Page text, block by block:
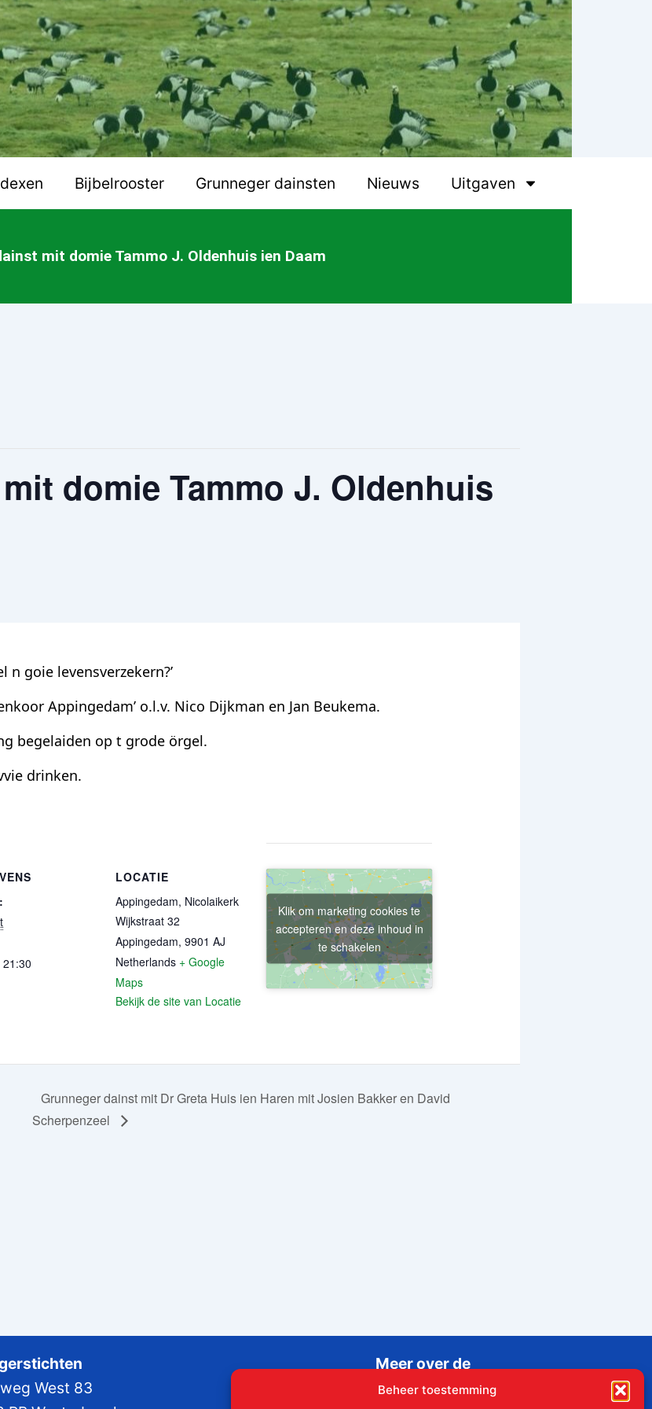
Beheer toestemming
Bijbelrooster Grunneger dainsten Nieuws Uitgaven
mit domie Tammo J. Oldenhuis ien Daam
domie Tammo J. Oldenhuis
n goie levensverzekern?’
Appingedam’ o.l.v. Nico Dijkman en Jan Beukema.
begelaiden op t grode örgel.
drinken.
LOCATIE
Appingedam, Nicolaikerk
Wijkstraat 32
Appingedam, 9901 AJ
Netherlands + Google
Maps
Bekijk de site van Locatie
Klik om marketing cookies te
accepteren en deze inhoud in
te schakelen
Grunneger dainst mit Dr Greta Huis ien Haren mit Josien Bakker en David
Scherpenzeel
West 83
Meer over de
Liudgerstichten